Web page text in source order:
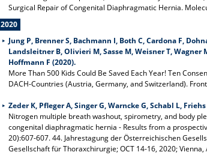
Surgical Repair of Congenital Diaphragmatic Hernia.
2020
Jung P, Brenner S, Bachmann I, Both C, Cardona F,
Landsleitner B, Olivieri M, Sasse M, Weisner T, Wagner
Hoffmann F (2020).
More Than 500 Kids Could Be Saved Each Year! Ten
DACH-Countries (Austria, Germany, and Switzerland).
Zeder K, Pfleger A, Singer G, Warncke G, Schabl L,
Nitrogen multiple breath washout, spirometry, and body
congenital diaphragmatic hernia - Results from a
20):607-607. 44. Jahrestagung der Österreichischen
Gesellschaft für Thoraxchirurgie; OCT 14-16, 2020; Vienna,